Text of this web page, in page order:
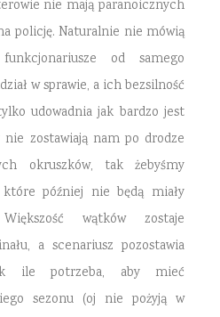
nie mają paranoicznych
policję. Naturalnie nie mówią
od samego
w sprawie, a ich bezsilność
udowadnia jak bardzo jest
nie zostawiają nam po drodze
okruszków, tak żebyśmy
później nie będą miały
wątków zostaje
a scenariusz pozostawia
ile potrzeba, aby mieć
sezonu (oj nie pożyją w